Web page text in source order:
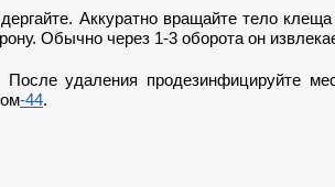
Аккуратно вращайте тело
Обычно через 1-3 оборота он
После удаления продезинфицируйте
-44.